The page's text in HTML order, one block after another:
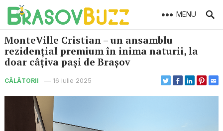
MENU
MonteVille Cristian – un ansamblu
rezidențial premium în inima naturii, la
doar câțiva pași de Brașov
CĂLĂTORII — 16 iulie 2025